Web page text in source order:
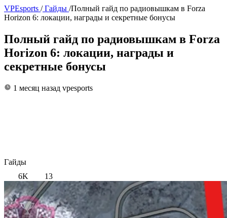
VPEsports / Гайды /Полный гайд по радиовышкам в Forza
Horizon 6: локации, награды и секретные бонусы
Полный гайд по радиовышкам в Forza
Horizon 6: локации, награды и
секретные бонусы
1 месяц назад vpesports
Гайды
6K
13